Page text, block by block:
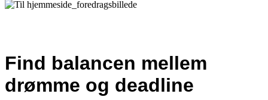
Find balancen mellem
drømme og deadline